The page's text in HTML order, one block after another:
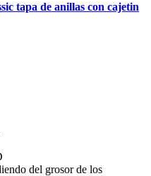
tapa de anillas con cajetin
del grosor de los